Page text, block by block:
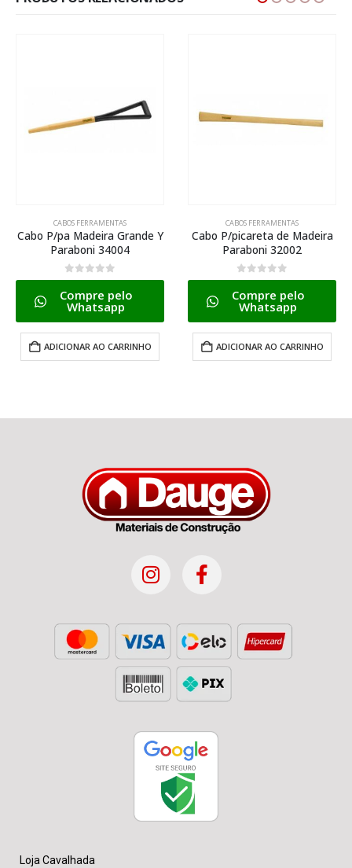
CABOS FERRAMENTAS
Cabo P/picareta de Madeira
Paraboni 32002
0de 5
Compre pelo
Whatsapp
ADICIONAR AO CARRINHO
CABOS FERRAMENTAS
Cabo P/pa Plastico Y
Paraboni 34006
0de 5
Compre pelo
Whatsapp
ADICIONAR AO CARRINHO
Loja Cavalhada